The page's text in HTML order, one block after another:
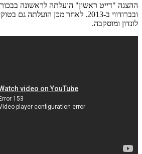
ובברודווי ב-2013. לאחר מכן הועלתה
לונדון ומוסקבה.